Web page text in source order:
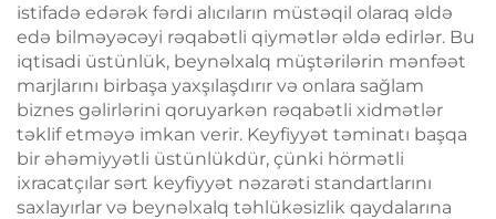
istifadə edərək fərdi alıcıların müstəqil olaraq əldə
edə bilməyəcəyi rəqabətli qiymətlər əldə edirlər. Bu
iqtisadi üstünlük, beynəlxalq müştərilərin mənfəət
marjlarını birbaşa yaxşılaşdırır və onlara sağlam
biznes gəlirlərini qoruyarkən rəqabətli xidmətlər
təklif etməyə imkan verir. Keyfiyyət təminatı başqa
bir əhəmiyyətli üstünlükdür, çünki hörmətli
ixracatçılar sərt keyfiyyət nəzarəti standartlarını
saxlayırlar və beynəlxalq təhlükəsizlik qaydalarına